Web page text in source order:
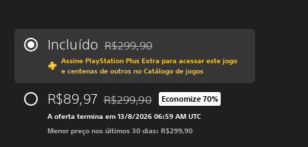
Incluído Desconto aplicado no preço original de
R$299,90
Assine PlayStation Plus Extra para acessar este jogo
e centenas de outros no Catálogo de jogos
R$89,97 Desconto aplicado no preço original de
R$299,90 Economize 70%
A oferta termina em 13/8/2026 06:59 AM UTC
Menor preço nos últimos 30 dias: R$299,90